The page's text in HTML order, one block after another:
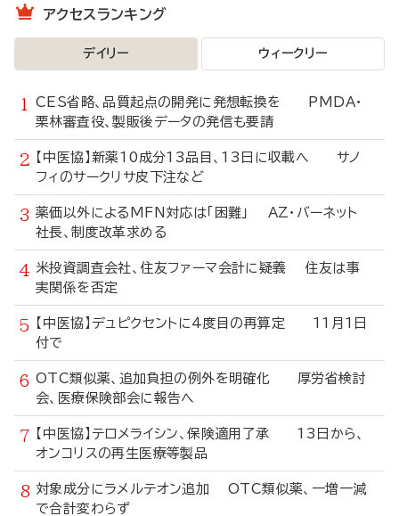
アクセスランキング
デイリー ウィークリー
CES省略、品質起点の開発に発想転換を PMDA・
栗林審査役、製販後データの発信も要請
【中医協】新薬10成分13品目、13日に収載へ サノ
フィのサークリサ皮下注など
薬価以外によるMFN対応は「困難」 AZ・バーネット
社長、制度改革求める
米投資調査会社、住友ファーマ会計に疑義 住友は事
実関係を否定
【中医協】デュピクセントに4度目の再算定 11月1日
付で
OTC類似薬、追加負担の例外を明確化 厚労省検討
会、医療保険部会に報告へ
【中医協】テロメライシン、保険適用了承 13日から、
オンコリスの再生医療等製品
対象成分にラメルテオン追加 OTC類似薬、一増一減
で合計変わらず